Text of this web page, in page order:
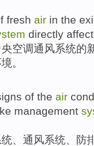
fresh air in the
directly
空调通风系统的
。
of the air
management
、 通风系统、 防